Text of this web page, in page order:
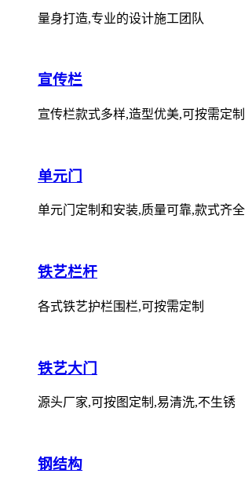
量身打造,专业的设计施工团队
宣传栏
宣传栏款式多样,造型优美,可按需定制
单元门
单元门定制和安装,质量可靠,款式齐全
铁艺栏杆
各式铁艺护栏围栏,可按需定制
铁艺大门
源头厂家,可按图定制,易清洗,不生锈
钢结构